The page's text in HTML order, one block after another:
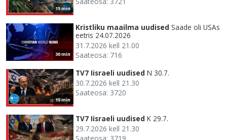
15 min
30 min
Kristliku maailma uudised Saade oli USAs
eetris 24.07.2026
31.7.2026 kell 21.00
Saateosa: 716
15 min
TV7 Iisraeli uudised N 30.7.
30.7.2026 kell 21.30
Saateosa: 3720
TV7 Iisraeli uudised K 29.7.
29.7.2026 kell 21.30